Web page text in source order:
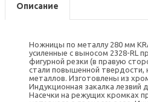
Описание
Ножницы по металлу 280 мм
усиленные с выносом 2328-RL
фигурной резки (в правую
стали повышенной
металлов. Изготовлены из
Индукционная закалка лезвий
Насечки на режущих кромках